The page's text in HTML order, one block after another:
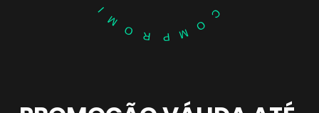
C
O
M
P
R
O
M
I